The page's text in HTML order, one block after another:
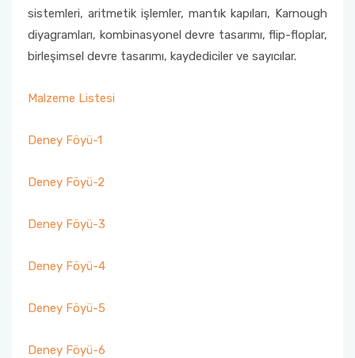
sistemleri, aritmetik işlemler, mantık kapıları, Karnough
diyagramları, kombinasyonel devre tasarımı, flip-floplar,
birleşimsel devre tasarımı, kaydediciler ve sayıcılar.
Malzeme Listesi
Deney Föyü-1
Deney Föyü-2
Deney Föyü-3
Deney Föyü-4
Deney Föyü-5
Deney Föyü-6